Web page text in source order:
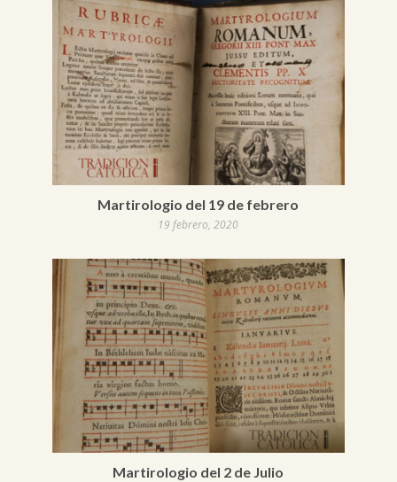
Martirologio del 19 de febrero
19 febrero, 2020
Martirologio del 2 de Julio